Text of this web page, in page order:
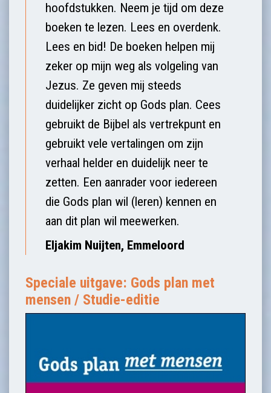
hoofdstukken. Neem je tijd om deze
boeken te lezen. Lees en overdenk.
Lees en bid! De boeken helpen mij
zeker op mijn weg als volgeling van
Jezus. Ze geven mij steeds
duidelijker zicht op Gods plan. Cees
gebruikt de Bijbel als vertrekpunt en
gebruikt vele vertalingen om zijn
verhaal helder en duidelijk neer te
zetten. Een aanrader voor iedereen
die Gods plan wil (leren) kennen en
aan dit plan wil meewerken.
Eljakim Nuijten, Emmeloord
Speciale uitgave: Gods plan met
mensen / Studie-editie